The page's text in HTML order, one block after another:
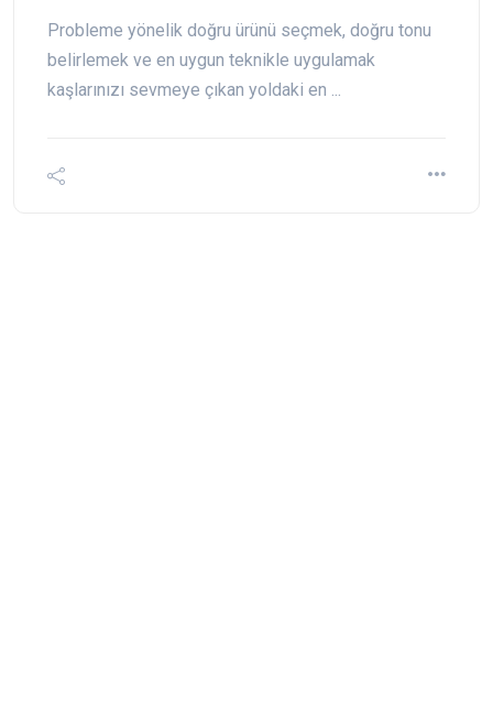
Probleme yönelik doğru ürünü seçmek, doğru tonu
belirlemek ve en uygun teknikle uygulamak
kaşlarınızı sevmeye çıkan yoldaki en ...